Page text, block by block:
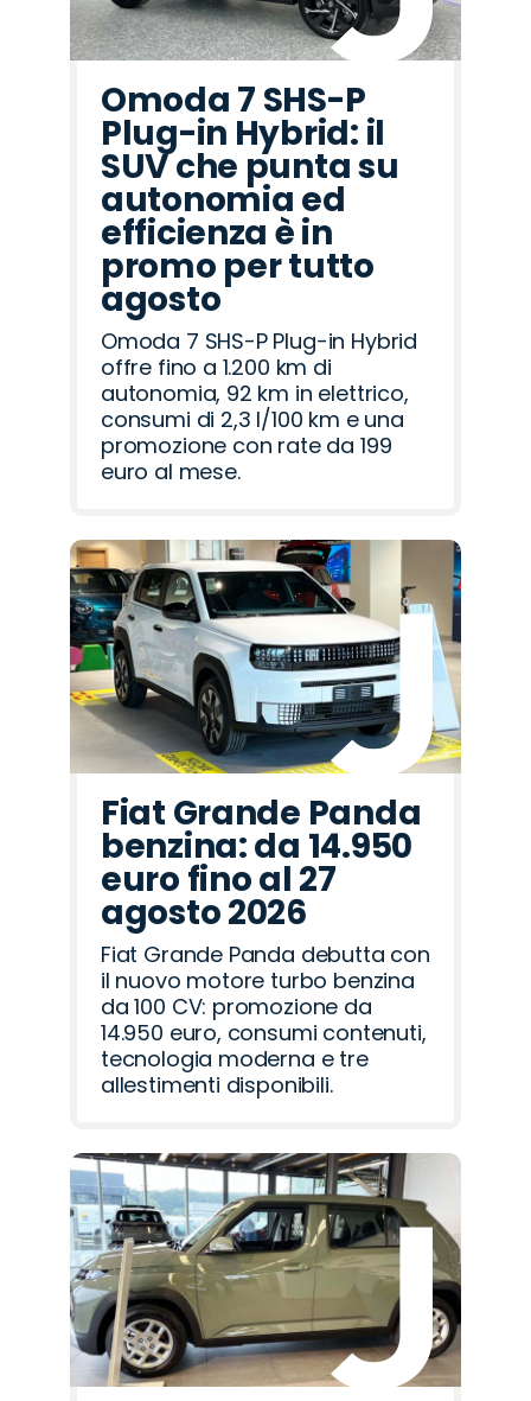
Omoda 7 SHS-P
Plug-in Hybrid: il
SUV che punta su
autonomia ed
efficienza è in
promo per tutto
agosto
Omoda 7 SHS-P Plug-in Hybrid
offre fino a 1.200 km di
autonomia, 92 km in elettrico,
consumi di 2,3 l/100 km e una
promozione con rate da 199
euro al mese.
Fiat Grande Panda
benzina: da 14.950
euro fino al 27
agosto 2026
Fiat Grande Panda debutta con
il nuovo motore turbo benzina
da 100 CV: promozione da
14.950 euro, consumi contenuti,
tecnologia moderna e tre
allestimenti disponibili.